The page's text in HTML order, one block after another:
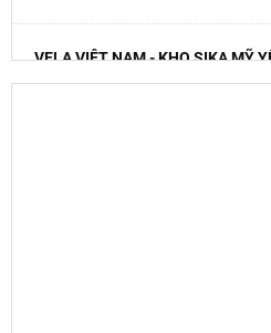
VELA VIỆT NAM - KHO SIKA MỸ
79 Mỹ Yên - Tân Bửu, Mỹ Yên,